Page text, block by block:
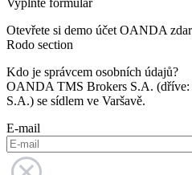
Vyplňte formulář
Otevřete si demo účet OANDA
Rodo section
Kdo je správcem osobních údajů?
OANDA TMS Brokers S.A.
S.A.) se sídlem ve Varšavě.
E-mail